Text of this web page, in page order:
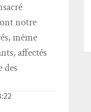
notre
même
affectés
des